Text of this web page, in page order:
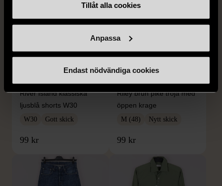
Tillåt alla cookies
Anpassa
Endast nödvändiga cookies
1/5
River Island klassiska
ljusblå shorts W30
W30 Gott skick
99 kr
1/5
Riley brun piké tröja med
öppen krage
M (48) Nytt skick
99 kr